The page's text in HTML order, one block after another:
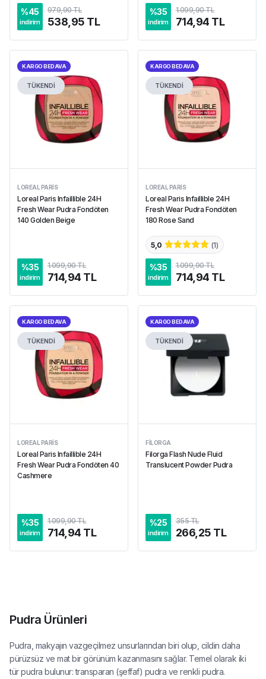
%45
indirim
979,90 TL
538,95 TL
%35
indirim
1.099,90 TL
714,94 TL
KARGO BEDAVA
TÜKENDİ
LOREAL PARIS
Loreal Paris Infaillible 24H
Fresh Wear Pudra Fondöten
140 Golden Beige
%35
indirim
1.099,90 TL
714,94 TL
KARGO BEDAVA
TÜKENDİ
LOREAL PARIS
Loreal Paris Infaillible 24H
Fresh Wear Pudra Fondöten
180 Rose Sand
5,0 (1)
%35
indirim
1.099,90 TL
714,94 TL
KARGO BEDAVA
TÜKENDİ
LOREAL PARIS
Loreal Paris Infaillible 24H
Fresh Wear Pudra Fondöten 40
Cashmere
%35
indirim
1.099,90 TL
714,94 TL
KARGO BEDAVA
TÜKENDİ
FILORGA
Filorga Flash Nude Fluid
Translucent Powder Pudra
%25
indirim
355 TL
266,25 TL
Pudra Ürünleri
Pudra, makyajın vazgeçilmez unsurlarından biri olup, cildin daha
pürüzsüz ve mat bir görünüm kazanmasını sağlar. Temel olarak iki
tür pudra bulunur: transparan (şeffaf) pudra ve renkli pudra.